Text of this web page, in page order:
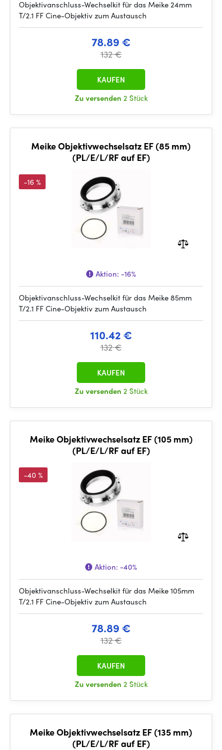
Objektivanschluss-Wechselkit für das Meike 24mm
T/2.1 FF Cine-Objektiv zum Austausch
78.89 €
132 €
Zu versenden 2 Stück
KAUFEN
Meike Objektivwechselsatz EF (85 mm)
(PL/E/L/RF auf EF)
-16 %
Aktion: -16%
Objektivanschluss-Wechselkit für das Meike 85mm
T/2.1 FF Cine-Objektiv zum Austausch
110.42 €
132 €
Zu versenden 2 Stück
KAUFEN
Meike Objektivwechselsatz EF (105 mm)
(PL/E/L/RF auf EF)
-40 %
Aktion: -40%
Objektivanschluss-Wechselkit für das Meike 105mm
T/2.1 FF Cine-Objektiv zum Austausch
78.89 €
132 €
Zu versenden 2 Stück
KAUFEN
Meike Objektivwechselsatz EF (135 mm)
(PL/E/L/RF auf EF)